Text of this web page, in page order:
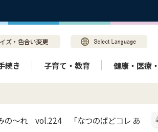
続き 子育て・教育 健康・医療
の～れ vol.224 「なつのばどコレ あ